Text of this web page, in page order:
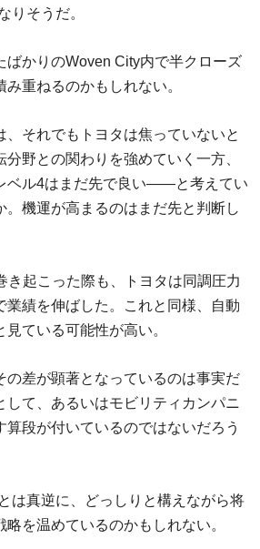
りそうだ。
ばかりのWoven City内で半クローズ
み重ねるのかもしれない。
、それでもトヨタは焦っていないと
野との関わりを強めていく一方、
ベル4はまだ先で良い――と考えてい
。機運が高まるのはまだ先と判断し
き起こった際も、トヨタは同調圧力
業績を伸ばした。これと同様、自動
ている可能性が高い。
の差が顕著となっているのは事実だ
して、あるいはモビリティカンパニ
算段が付いているのではないだろう
は真逆に、どっしりと構えながら将
を温めているのかもしれない。